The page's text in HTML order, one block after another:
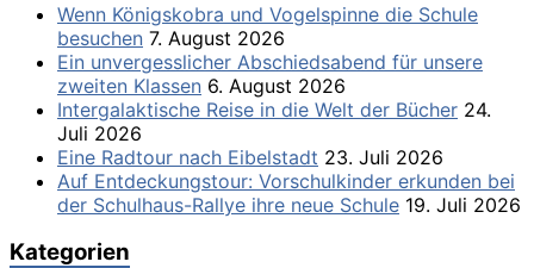
Wenn Königskobra und Vogelspinne die Schule
besuchen 7. August 2026
Ein unvergesslicher Abschiedsabend für unsere
zweiten Klassen 6. August 2026
Intergalaktische Reise in die Welt der Bücher 24.
Juli 2026
Eine Radtour nach Eibelstadt 23. Juli 2026
Auf Entdeckungstour: Vorschulkinder erkunden bei
der Schulhaus-Rallye ihre neue Schule 19. Juli 2026
Kategorien